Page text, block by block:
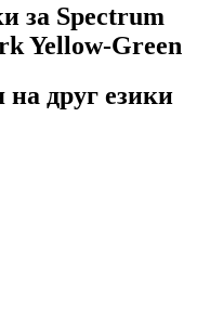
за Spectrum
Yellow-Green
на друг езики